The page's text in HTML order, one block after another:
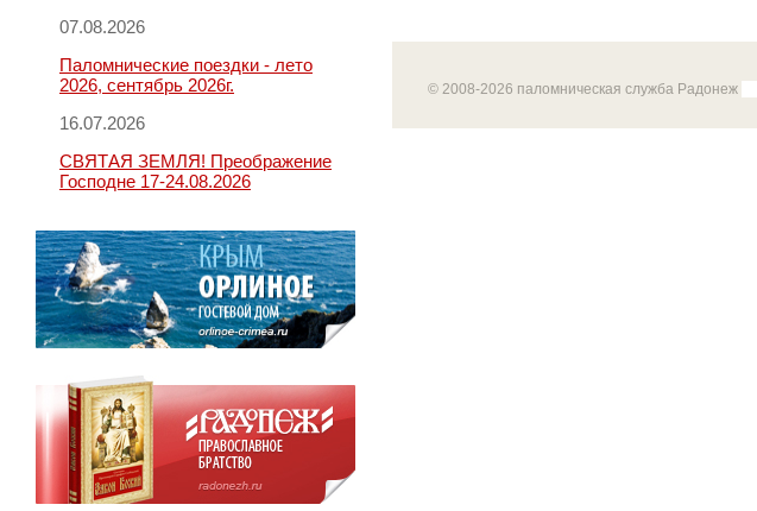
07.08.2026
Паломнические поездки - лето
2026, сентябрь 2026г.
16.07.2026
СВЯТАЯ ЗЕМЛЯ! Преображение
Господне 17-24.08.2026
© 2008-2026 паломническая служба Радонеж